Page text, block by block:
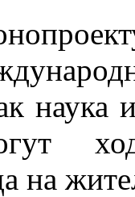
наука
на